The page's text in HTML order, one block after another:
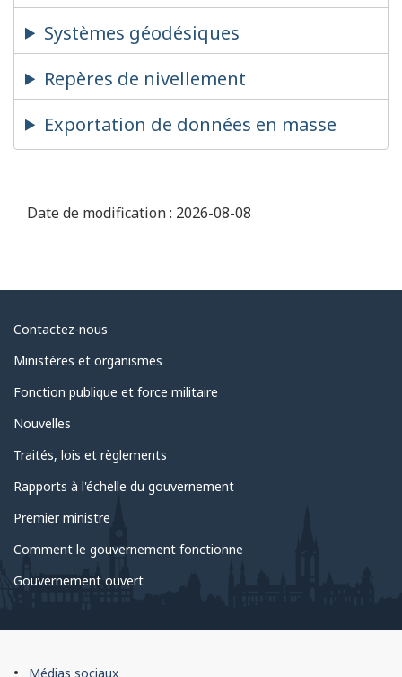
Systèmes géodésiques
Repères de nivellement
Exportation de données en masse
Date de modification : 2026-08-08
Au
sujet
du
gouvernement
Contactez-nous
Ministères et organismes
Fonction publique et force militaire
Nouvelles
Traités, lois et règlements
Rapports à l'échelle du gouvernement
Premier ministre
Comment le gouvernement fonctionne
Gouvernement ouvert
À Médias sociaux